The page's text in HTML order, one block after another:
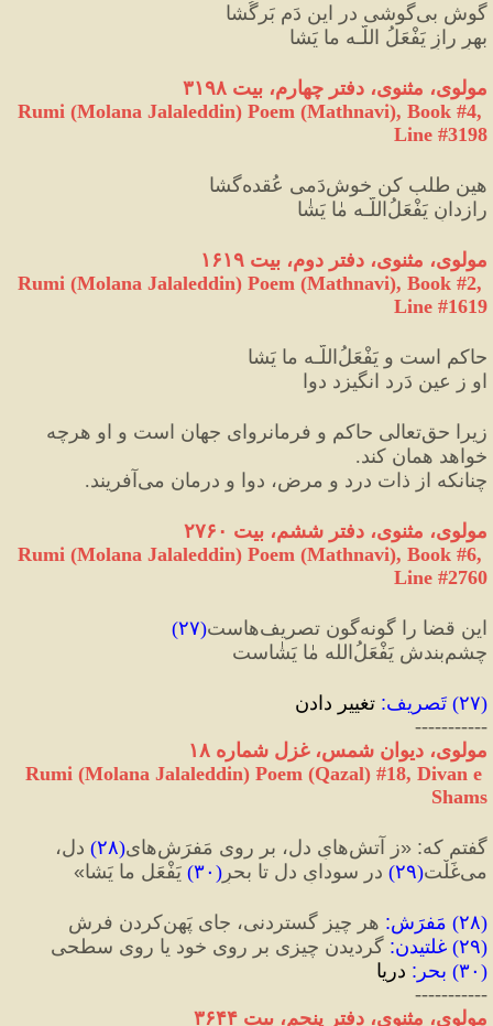
گوشِ بی‌گوشی در این دَم بَرگُشا
بهرِ رازِ یَفْعَلُ ‌اللَّـه ما یَشا
مولوی، مثنوی، دفتر چهارم، بیت ۳۱۹۸
Rumi (Molana Jalaleddin) Poem (Mathnavi), Book #4,
Line #3198
هین طلب کن خو‌ش‌دَمی عُقده‌گشا
راز‌د‌انِ یَفْعَلُ‌اللَّـه مٰا یَشٰا
مولوی، مثنوی، دفتر دوم، بیت ۱۶۱۹
Rumi (Molana Jalaleddin) Poem (Mathnavi), Book #2,
Line #1619
حاکم است و یَفْعَلُ‌اللَّـه ما یَشا
او ز عینِ دَرد انگیزد دوا
خواهد همان کند.
چنانکه از ذات درد و مرض، دوا و درمان می‌آفریند.
مولوی، مثنوی، دفتر ششم، بیت ۲۷۶۰
Rumi (Molana Jalaleddin) Poem (Mathnavi), Book #6,
Line #2760
این قضا را گونه‌گون تصریف‌هاست (۲۷)
چشم‌بندش یَفْعَلُ‌الله مٰا یَشٰاست
(۲۷) تَصریف: تغییر دادن
-----------
مولوی، دیوان شمس، غزل شماره ۱۸
Rumi (Molana Jalaleddin) Poem (Qazal) #18, Divan e
Shams
گفتم که:
«ز آتش‌هایِ دل، بر روی مَفرَش‌های (۲۸) دل،
می‌غَلْت
(۲۹) در سودایِ دل تا بحرِ ( ۳۰) یَفْعَل ما یَشا»
(۲۸) مَفرَش: هر چیز گستردنی، جای پَهن‌کردن فرش
(۲۹) غلتیدن: گردیدن چیزی بر روی خود یا روی سطحی
( ۳۰) بحر : دریا
-----------
مولوی، مثنوی، دفتر پنجم، بیت ۳۶۴۴